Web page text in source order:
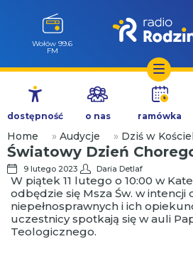
Przejdź
treści
Wołów 99.6
FM
dostępność o nas ramówka
Home » Audycje » Dziś w
Światowy Dzień
9 lutego 2023 Daria Detlaf
W piątek 11 lutego o 10:00 w
odbędzie się Msza Św. w intencji
niepełnosprawnych i ich
uczestnicy spotkają się w auli
Teologicznego.